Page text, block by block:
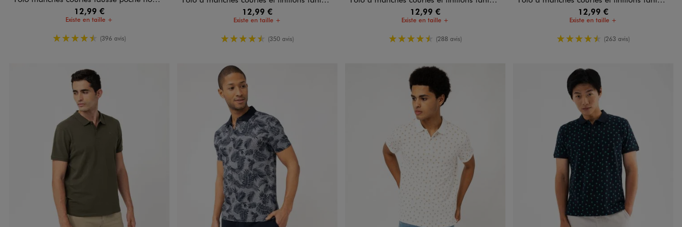
12,99 €
Existe en taille +
4.5/5 de moyenne
(396 avis)
12,99 €
Existe en taille +
4.5/5 de moyenne
(350 avis)
12,99 €
Existe en taille +
4.5/5 de moyenne
(288 avis)
12,99 €
Existe en taille +
4.5/5 de moyenne
(263 avis)